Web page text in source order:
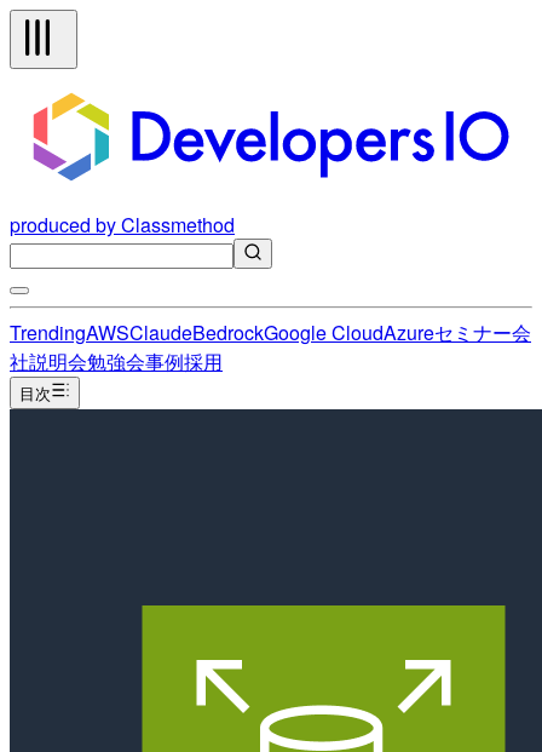
produced by Classmethod
TrendingAWSClaudeBedrockGoogle CloudAzureセミナー会
社説明会勉強会事例採用
目次